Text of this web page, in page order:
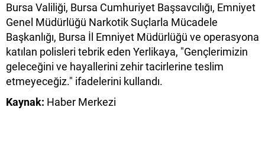
Bursa Valiliği, Bursa Cumhuriyet Başsavcılığı, Emniyet
Genel Müdürlüğü Narkotik Suçlarla Mücadele
Başkanlığı, Bursa İl Emniyet Müdürlüğü ve operasyona
katılan polisleri tebrik eden Yerlikaya, "Gençlerimizin
geleceğini ve hayallerini zehir tacirlerine teslim
etmeyeceğiz." ifadelerini kullandı.
Kaynak: Haber Merkezi